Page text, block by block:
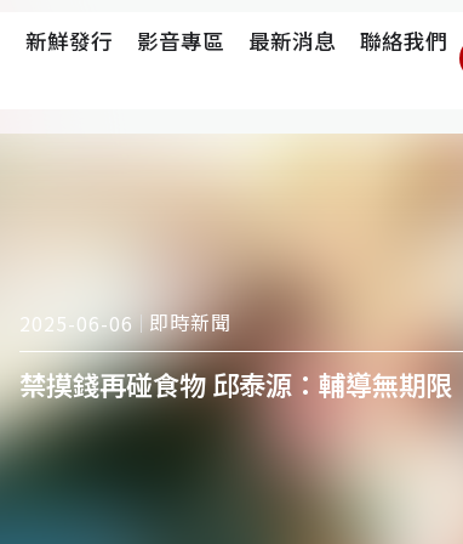
新鮮發行 影音專區 最新消息 聯絡我們
2025-06-06 即時新聞
禁摸錢再碰食物 邱泰源：輔導無期限